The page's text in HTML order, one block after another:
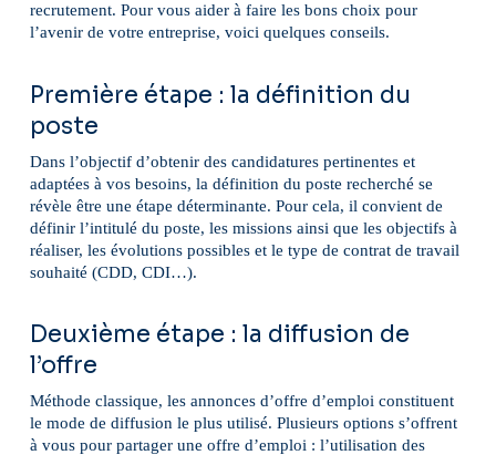
recrutement. Pour vous aider à faire les bons choix pour
l’avenir de votre entreprise, voici quelques conseils.
Première étape : la définition du
poste
Dans l’objectif d’obtenir des candidatures pertinentes et
adaptées à vos besoins, la définition du poste recherché se
révèle être une étape déterminante. Pour cela, il convient de
définir l’intitulé du poste, les missions ainsi que les objectifs à
réaliser, les évolutions possibles et le type de contrat de travail
souhaité (CDD, CDI…).
Deuxième étape : la diffusion de
l’offre
Méthode classique, les annonces d’offre d’emploi constituent
le mode de diffusion le plus utilisé. Plusieurs options s’offrent
à vous pour partager une offre d’emploi : l’utilisation des